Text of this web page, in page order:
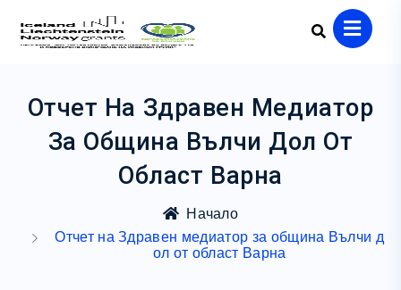
Отчет На Здравен Медиатор
За Община Вълчи Дол От
Област Варна
Начало
Отчет на Здравен медиатор за община Вълчи д
ол от област Варна